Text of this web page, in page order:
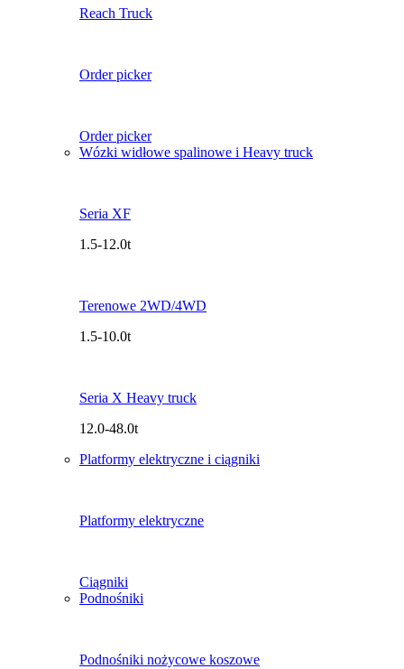
Reach Truck
Order picker
Order picker
Wózki widłowe spalinowe i Heavy truck
Seria XF
1.5-12.0t
Terenowe 2WD/4WD
1.5-10.0t
Seria X Heavy truck
12.0-48.0t
Platformy elektryczne i ciągniki
Platformy elektryczne
Ciągniki
Podnośniki
Podnośniki nożycowe koszowe